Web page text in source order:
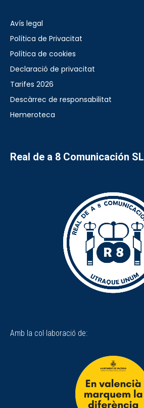
Avís legal
Política de Privacitat
Política de cookies
Declaració de privacitat
Tarifes 2026
Descàrrec de responsabilitat
Hemeroteca
Real de a 8 Comunicación SL
Amb la col·laboració de: